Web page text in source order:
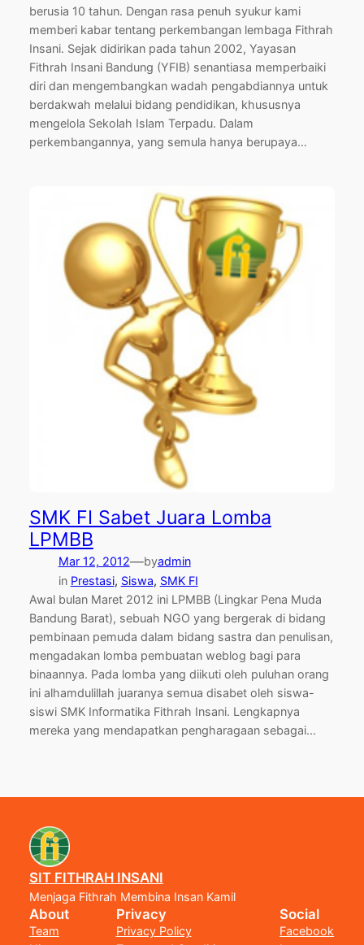
berusia 10 tahun. Dengan rasa penuh syukur kami
memberi kabar tentang perkembangan lembaga Fithrah
Insani. Sejak didirikan pada tahun 2002, Yayasan
Fithrah Insani Bandung (YFIB) senantiasa memperbaiki
diri dan mengembangkan wadah pengabdiannya untuk
berdakwah melalui bidang pendidikan, khususnya
mengelola Sekolah Islam Terpadu. Dalam
perkembangannya, yang semula hanya berupaya…
SMK FI Sabet Juara Lomba
LPMBB
Mar 12, 2012—byadmin
in Prestasi, Siswa, SMK FI
Awal bulan Maret 2012 ini LPMBB (Lingkar Pena Muda
Bandung Barat), sebuah NGO yang bergerak di bidang
pembinaan pemuda dalam bidang sastra dan penulisan,
mengadakan lomba pembuatan weblog bagi para
binaannya. Pada lomba yang diikuti oleh puluhan orang
ini alhamdulillah juaranya semua disabet oleh siswa-
siswi SMK Informatika Fithrah Insani. Lengkapnya
mereka yang mendapatkan pengharagaan sebagai…
SIT FITHRAH INSANI
Menjaga Fithrah Membina Insan Kamil
About
Team
Privacy
Privacy Policy
Social
Facebook